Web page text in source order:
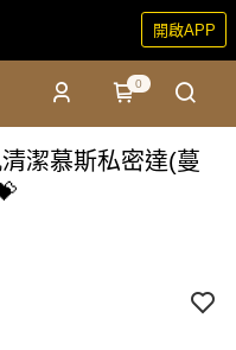
開啟APP
0
潔慕斯私密達(蔓